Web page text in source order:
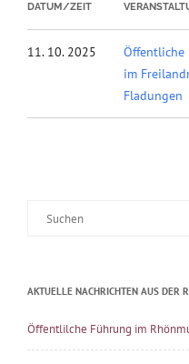
DATUM/ZEIT
11. 10. 2025
Öffentliche
im
Fladungen
AKTUELLE NACHRICHTEN AUS DER
Öffentlilche Führung im